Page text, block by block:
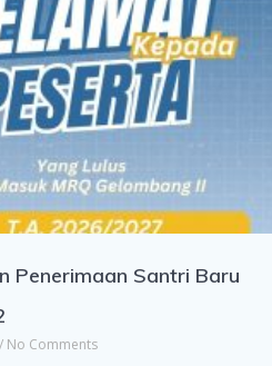
Penerimaan Santri Baru
No Comments